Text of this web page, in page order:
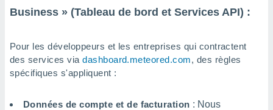
Business » (Tableau de bord et Services API) :
Pour les développeurs et les entreprises qui contractent
des services viadashboard.meteored.com, des règles
spécifiques s'appliquent :
Données de compte et de facturation : Nous